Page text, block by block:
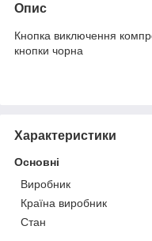
Опис
Кнопка виключення
кнопки чорна
Характеристики
Основні
Виробник
Країна виробник
Стан